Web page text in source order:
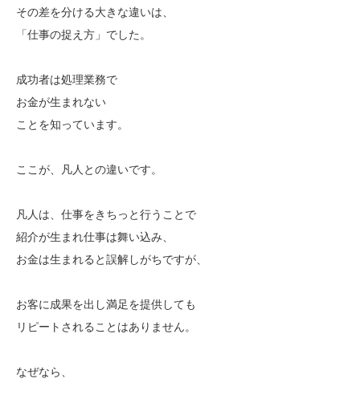
その差を分ける大きな違いは、
「仕事の捉え方」でした。
成功者は処理業務で
お金が生まれない
ことを知っています。
ここが、凡人との違いです。
凡人は、仕事をきちっと行うことで
紹介が生まれ仕事は舞い込み、
お金は生まれると誤解しがちですが、
お客に成果を出し満足を提供しても
リピートされることはありません。
なぜなら、